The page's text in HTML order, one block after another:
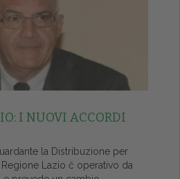
I NUOVI ACCORDI
la Distribuzione per
Lazio č operativo da